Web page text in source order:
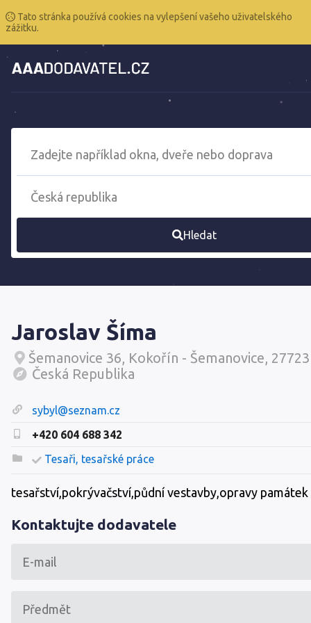
Tato stránka používá cookies na vylepšení vašeho uživatelského
zážitku.
Hledat
Jaroslav Šíma
Šemanovice 36, Kokořín - Šemanovice, 27723
Česká Republika
sybyl@seznam.cz
+420 604 688 342
Tesaři, tesařské práce
tesařství,pokrývačství,půdní vestavby,opravy památek
Kontaktujte dodavatele